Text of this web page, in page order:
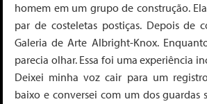
homem em um grupo de construção.
par de costeletas postiças. Depois de
Galeria de Arte Albright-Knox.
parecia olhar. Essa foi uma experiência
Deixei minha voz cair para um
baixo e conversei com um dos guardas